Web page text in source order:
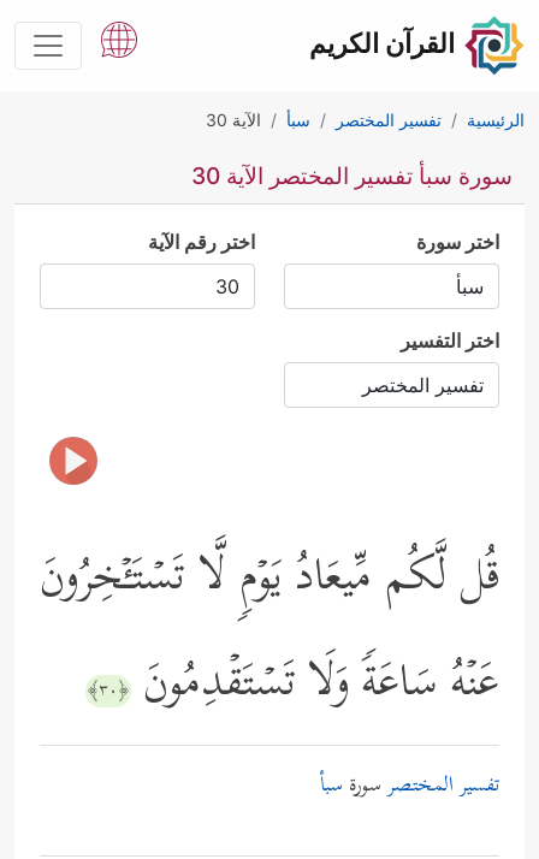
القرآن الكريم
الرئيسية تفسير المختصر سبأ الآية 30
سورة سبأ تفسير المختصر الآية 30
اختر سورة اختر رقم الآية
اختر التفسير
قُل لَّكُم مِّیعَادُ یَوۡمࣲ لَّا تَسۡتَـٔۡخِرُونَ
عَنۡهُ سَاعَةࣰ وَلَا تَسۡتَقۡدِمُونَ ﴿٣٠﴾
تفسير المختصرسورة سبأ